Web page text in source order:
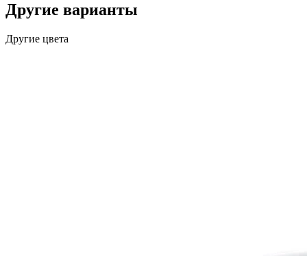
Другие варианты
Другие цвета